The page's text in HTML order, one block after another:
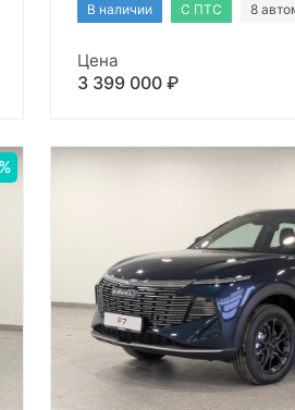
В наличии С ПТС 8
Цена
3 399 000 ₽